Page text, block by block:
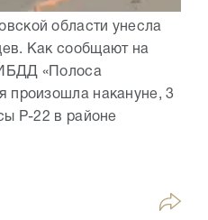
области унесла
Как сообщают на
«Полоса
произошла накануне, 3
Р-22 в районе